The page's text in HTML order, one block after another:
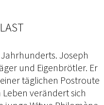
Joseph
und Eigenbrötler. Er
täglichen Postroute
verändert sich